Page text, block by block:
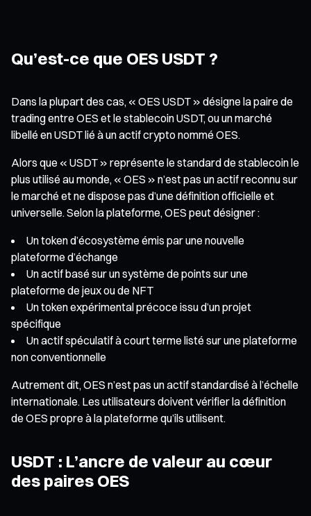
Qu’est-ce que OES USDT ?
Dans la plupart des cas, « OES USDT » désigne la paire de
trading entre OES et le stablecoin USDT, ou un marché
libellé en USDT lié à un actif crypto nommé OES.
Alors que « USDT » représente le standard de stablecoin le
plus utilisé au monde, « OES » n’est pas un actif reconnu sur
le marché et ne dispose pas d’une définition officielle et
universelle. Selon la plateforme, OES peut désigner :
Un token d’écosystème émis par une nouvelle
plateforme d’échange
Un actif basé sur un système de points sur une
plateforme de jeux ou de NFT
Un token expérimental précoce issu d’un projet
spécifique
Un actif spéculatif à court terme listé sur une plateforme
non conventionnelle
Autrement dit, OES n’est pas un actif standardisé à l’échelle
internationale. Les utilisateurs doivent vérifier la définition
de OES propre à la plateforme qu’ils utilisent.
USDT : L’ancre de valeur au cœur
des paires OES